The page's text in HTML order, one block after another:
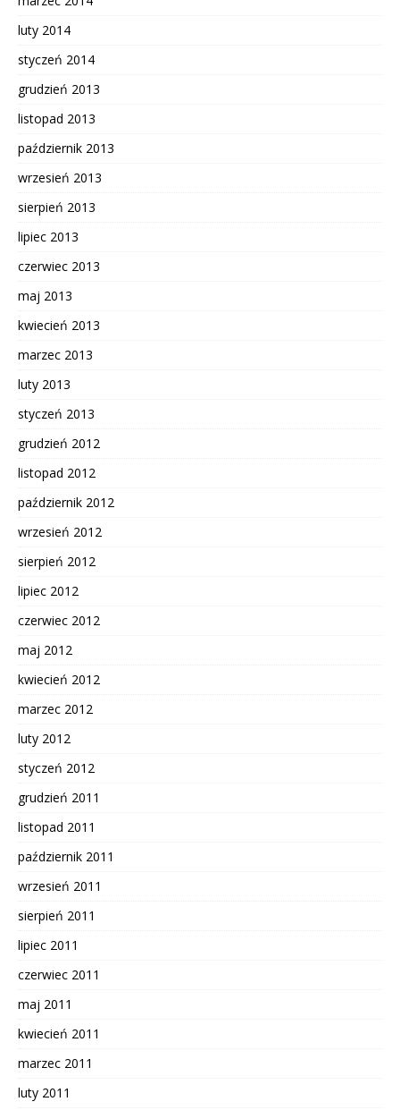
luty 2014
styczeń 2014
grudzień 2013
listopad 2013
październik 2013
wrzesień 2013
sierpień 2013
lipiec 2013
czerwiec 2013
maj 2013
kwiecień 2013
marzec 2013
luty 2013
styczeń 2013
grudzień 2012
listopad 2012
październik 2012
wrzesień 2012
sierpień 2012
lipiec 2012
czerwiec 2012
maj 2012
kwiecień 2012
marzec 2012
luty 2012
styczeń 2012
grudzień 2011
listopad 2011
październik 2011
wrzesień 2011
sierpień 2011
lipiec 2011
czerwiec 2011
maj 2011
kwiecień 2011
marzec 2011
luty 2011